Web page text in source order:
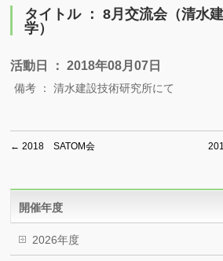
タイトル ： 8月交流会（清水
学）
活動日 ： 2018年08月07日
備考 ： 清水建設技術研究所にて
← 2018 SATOM会
開催年度
2026年度